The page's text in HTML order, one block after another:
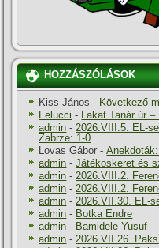
HOZZÁSZÓLÁSOK
Kiss János - Következő
Felucci -
Lakat Tanár úr
admin - 2026.VIII.5. EL-
Zabrze: 1-0
Lovas Gábor -
admin -Játékoskeret és
admin - 2026.VIII.2.
admin - 2026.VIII.2.
admin - 2026.VII.30. EL-
admin - Botka Endre
admin - Bamidele Yusuf
admin - 2026.VII.26.